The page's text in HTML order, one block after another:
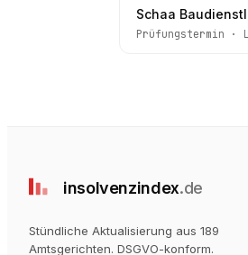
Schaa
Prüfungstermin ·
insolvenzindex.de
Stündliche Aktualisierung aus 189
Amtsgerichten. DSGVO-konform.